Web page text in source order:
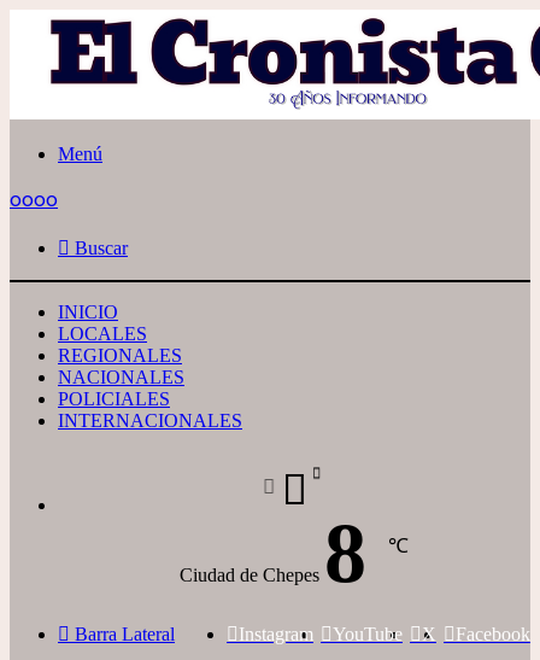
Menú
oooo
Buscar
INICIO
LOCALES
REGIONALES
NACIONALES
POLICIALES
INTERNACIONALES
Ciudad de Chepes 8 ℃
Facebook
X
YouTube
Instagram
Barra Lateral